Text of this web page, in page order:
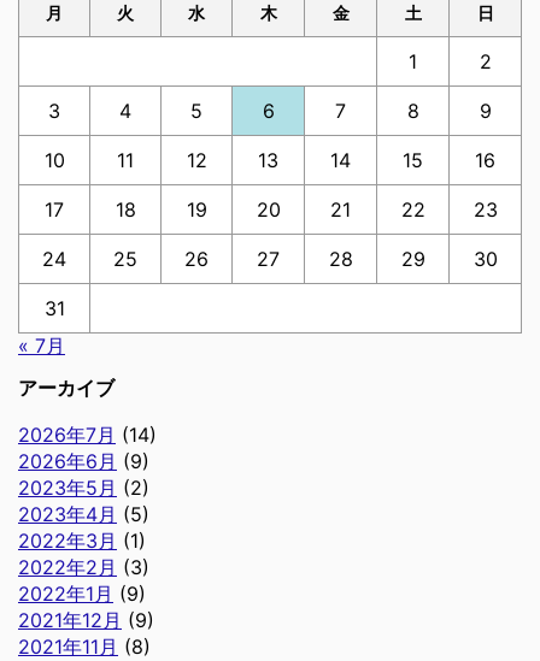
月 火 水 木 金 土 日
1 2
3 4 5 6 7 8 9
10 11 12 13 14 15 16
17 18 19 20 21 22 23
24 25 26 27 28 29 30
31
« 7月
アーカイブ
2026年7月 (14)
2026年6月 (9)
2023年5月 (2)
2023年4月 (5)
2022年3月 (1)
2022年2月 (3)
2022年1月 (9)
2021年12月 (9)
2021年11月 (8)